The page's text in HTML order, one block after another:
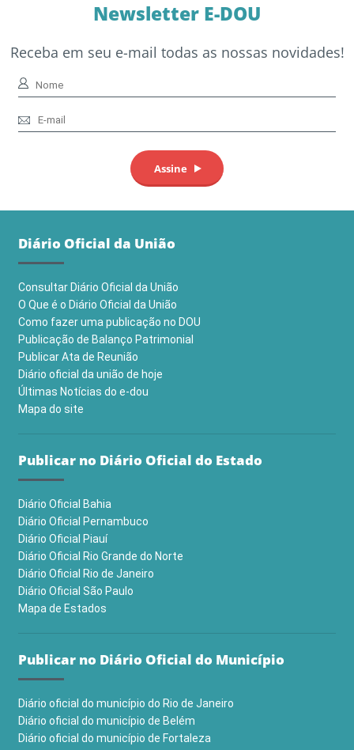
Newsletter E-DOU
Receba em seu e-mail todas as nossas novidades!
Diário Oficial da União
Consultar Diário Oficial da União
O Que é o Diário Oficial da União
Como fazer uma publicação no DOU
Publicação de Balanço Patrimonial
Publicar Ata de Reunião
Diário oficial da união de hoje
Últimas Notícias do e-dou
Mapa do site
Publicar no Diário Oficial do Estado
Diário Oficial Bahia
Diário Oficial Pernambuco
Diário Oficial Piauí
Diário Oficial Rio Grande do Norte
Diário Oficial Rio de Janeiro
Diário Oficial São Paulo
Mapa de Estados
Publicar no Diário Oficial do Município
Diário oficial do município do Rio de Janeiro
Diário oficial do município de Belém
Diário oficial do município de Fortaleza